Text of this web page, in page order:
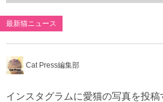
最新猫ニュース
Cat Press編集部
インスタグラムに愛猫の写真を投稿
猫のフリー写真素材